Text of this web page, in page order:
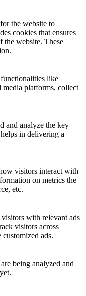
the website to
cookies that ensures
the website. These
like
media platforms, collect
and analyze the key
in delivering a
visitors interact with
on metrics the
etc.
with relevant ads
visitors across
ads.
being analyzed and